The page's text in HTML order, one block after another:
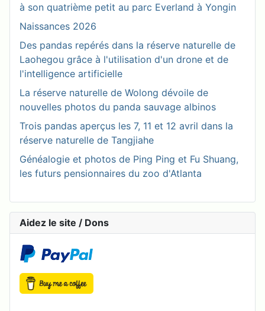
à son quatrième petit au parc Everland à Yongin
Naissances 2026
Des pandas repérés dans la réserve naturelle de
Laohegou grâce à l'utilisation d'un drone et de
l'intelligence artificielle
La réserve naturelle de Wolong dévoile de
nouvelles photos du panda sauvage albinos
Trois pandas aperçus les 7, 11 et 12 avril dans la
réserve naturelle de Tangjiahe
Généalogie et photos de Ping Ping et Fu Shuang,
les futurs pensionnaires du zoo d'Atlanta
Aidez le site / Dons